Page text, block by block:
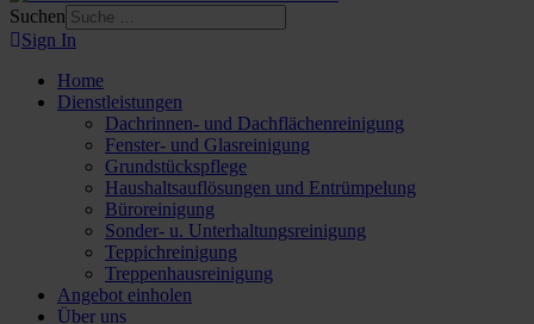
Suchen
Sign In
Home
Dienstleistungen
Dachrinnen- und Dachflächenreinigung
Fenster- und Glasreinigung
Grundstückspflege
Haushaltsauflösungen und Entrümpelung
Büroreinigung
Sonder- u. Unterhaltungsreinigung
Teppichreinigung
Treppenhausreinigung
Angebot einholen
Über uns